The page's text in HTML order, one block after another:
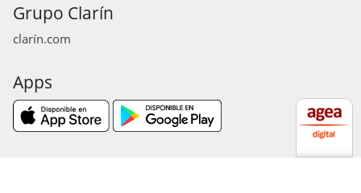
Grupo Clarín
clarín.com
Apps